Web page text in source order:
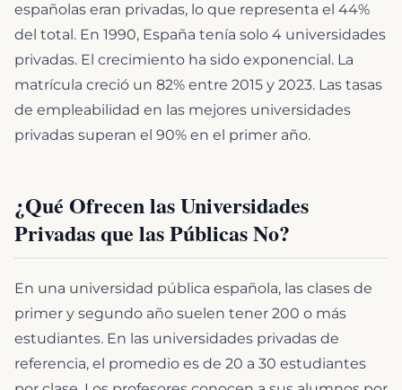
españolas eran privadas, lo que representa el 44%
del total. En 1990, España tenía solo 4 universidades
privadas. El crecimiento ha sido exponencial. La
matrícula creció un 82% entre 2015 y 2023. Las tasas
de empleabilidad en las mejores universidades
privadas superan el 90% en el primer año.
¿Qué Ofrecen las Universidades
Privadas que las Públicas No?
En una universidad pública española, las clases de
primer y segundo año suelen tener 200 o más
estudiantes. En las universidades privadas de
referencia, el promedio es de 20 a 30 estudiantes